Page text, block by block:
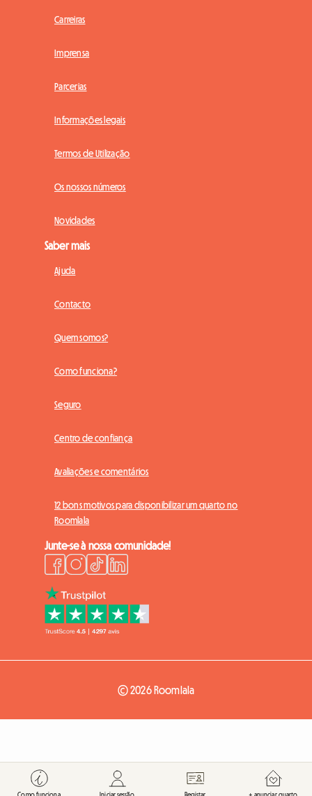
Carreiras
Imprensa
Parcerias
Informações legais
Termos de Utilização
Os nossos números
Novidades
Saber mais
Ajuda
Contacto
Quem somos?
Como funciona?
Seguro
Centro de confiança
Avaliações e comentários
12 bons motivos para disponibilizar um quarto no
Roomlala
Junte-se à nossa comunidade!
© 2026 Roomlala